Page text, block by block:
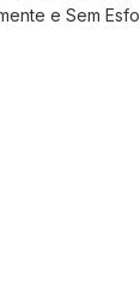
e Sem